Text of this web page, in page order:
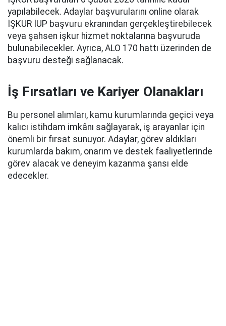
yapılabilecek. Adaylar başvurularını online olarak
İŞKUR İUP başvuru ekranından gerçekleştirebilecek
veya şahsen işkur hizmet noktalarına başvuruda
bulunabilecekler. Ayrıca, ALO 170 hattı üzerinden de
başvuru desteği sağlanacak.
İş Fırsatları ve Kariyer Olanakları
Bu personel alımları, kamu kurumlarında geçici veya
kalıcı istihdam imkânı sağlayarak, iş arayanlar için
önemli bir fırsat sunuyor. Adaylar, görev aldıkları
kurumlarda bakım, onarım ve destek faaliyetlerinde
görev alacak ve deneyim kazanma şansı elde
edecekler.